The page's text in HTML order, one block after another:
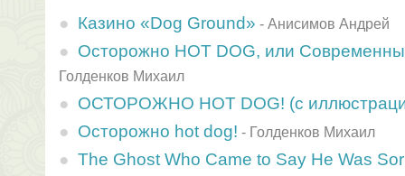
Казино «Dog Ground» - Анисимов Андрей
Осторожно HOT DOG, или
Голденков Михаил
ОСТОРОЖНО HOT DOG! (с
Осторожно hot dog! - Голденков Михаил
The Ghost Who Came to Say He Was